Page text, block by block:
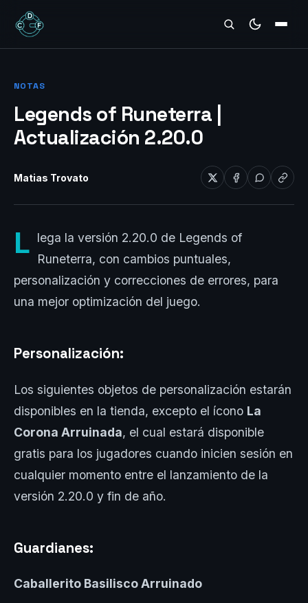
REVIEWS
NOTAS
Legends of Runeterra |
Actualización 2.20.0
Matias Trovato
L lega la versión 2.20.0 de Legends of
Runeterra, con cambios puntuales,
personalización y correcciones de errores, para
una mejor optimización del juego.
Personalización:
Los siguientes objetos de personalización estarán
disponibles en la tienda, excepto el ícono La
Corona Arruinada, el cual estará disponible
gratis para los jugadores cuando inicien sesión en
cualquier momento entre el lanzamiento de la
versión 2.20.0 y fin de año.
Guardianes:
Caballerito Basilisco Arruinado